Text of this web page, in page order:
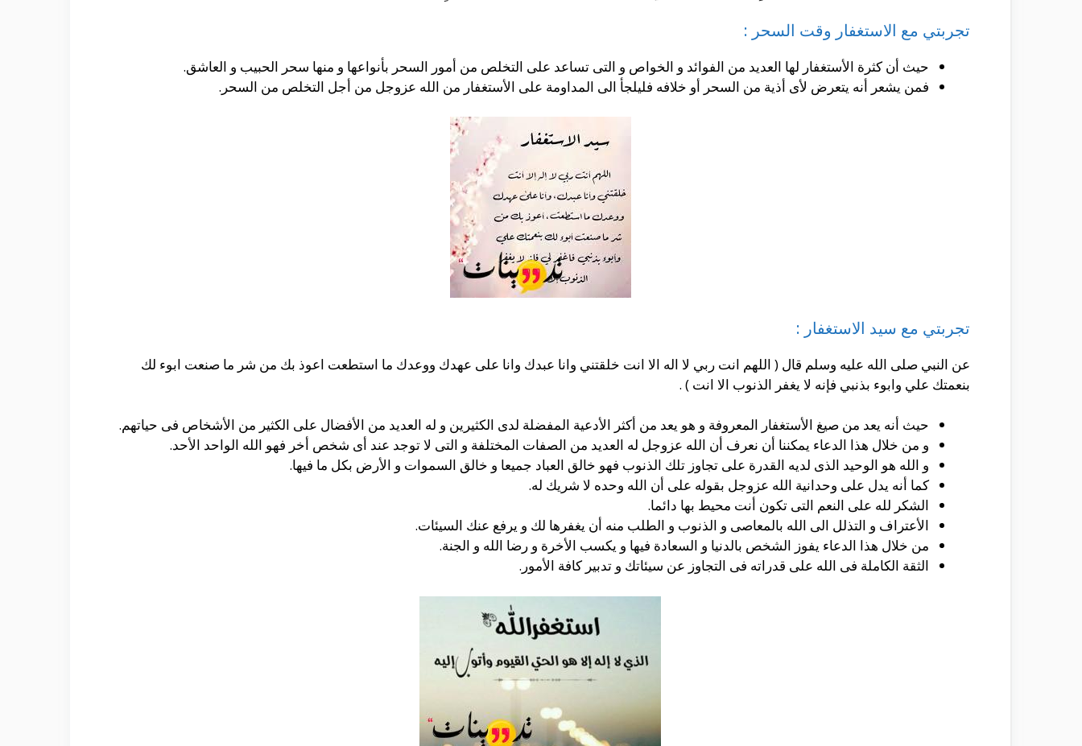
تجربتي مع الاستغفار وقت السحر :
حيث أن كثرة الأستغفار لها العديد من الفوائد و الخواص و التى تساعد على التخلص من أمور السحر بأنواعها و منها سحر الحبيب و العاشق.
فمن يشعر أنه يتعرض لأى أذية من السحر أو خلافه فليلجأ الى المداومة على الأستغفار من الله عزوجل من أجل التخلص من السحر.
تجربتي مع سيد الاستغفار :
عن النبي صلى الله عليه وسلم قال ( اللهم انت ربي لا اله الا انت خلقتني وانا عبدك وانا على عهدك ووعدك ما استطعت اعوذ بك من شر ما صنعت ابوء لك
بنعمتك علي وابوء بذنبي فإنه لا يغفر الذنوب الا انت ) .
حيث أنه يعد من صيغ الأستغفار المعروفة و هو يعد من أكثر الأدعية المفضلة لدى الكثيرين و له العديد من الأفضال على الكثير من الأشخاص فى حياتهم.
و من خلال هذا الدعاء يمكننا أن نعرف أن الله عزوجل له العديد من الصفات المختلفة و التى لا توجد عند أى شخص أخر فهو الله الواحد الأحد.
و الله هو الوحيد الذى لديه القدرة على تجاوز تلك الذنوب فهو خالق العباد جميعا و خالق السموات و الأرض بكل ما فيها.
كما أنه يدل على وحدانية الله عزوجل بقوله على أن الله وحده لا شريك له.
الشكر لله على النعم التى تكون أنت محيط بها دائما.
الأعتراف و التذلل الى الله بالمعاصى و الذنوب و الطلب منه أن يغفرها لك و يرفع عنك السيئات.
من خلال هذا الدعاء يفوز الشخص بالدنيا و السعادة فيها و يكسب الأخرة و رضا الله و الجنة.
الثقة الكاملة فى الله على قدراته فى التجاوز عن سيئاتك و تدبير كافة الأمور.